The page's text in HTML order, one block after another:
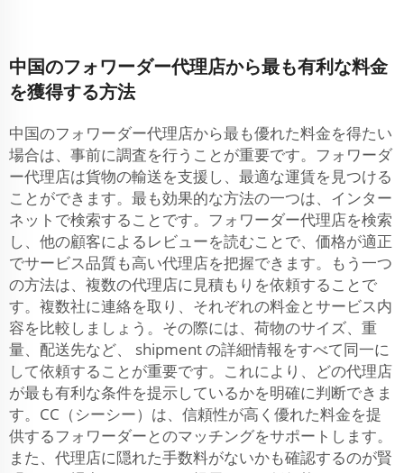
中国のフォワーダー代理店から最も有利な料金
を獲得する方法
中国のフォワーダー代理店から最も優れた料金を得たい
場合は、事前に調査を行うことが重要です。フォワーダ
ー代理店は貨物の輸送を支援し、最適な運賃を見つける
ことができます。最も効果的な方法の一つは、インター
ネットで検索することです。フォワーダー代理店を検索
し、他の顧客によるレビューを読むことで、価格が適正
でサービス品質も高い代理店を把握できます。もう一つ
の方法は、複数の代理店に見積もりを依頼することで
す。複数社に連絡を取り、それぞれの料金とサービス内
容を比較しましょう。その際には、荷物のサイズ、重
量、配送先など、 shipment の詳細情報をすべて同一に
して依頼することが重要です。これにより、どの代理店
が最も有利な条件を提示しているかを明確に判断できま
す。CC（シーシー）は、信頼性が高く優れた料金を提
供するフォワーダーとのマッチングをサポートします。
また、代理店に隠れた手数料がないかも確認するのが賢